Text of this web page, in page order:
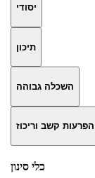
יסודי
תיכון
השכלה גבוהה
הפרעות קשב וריכוז
כלי סינון